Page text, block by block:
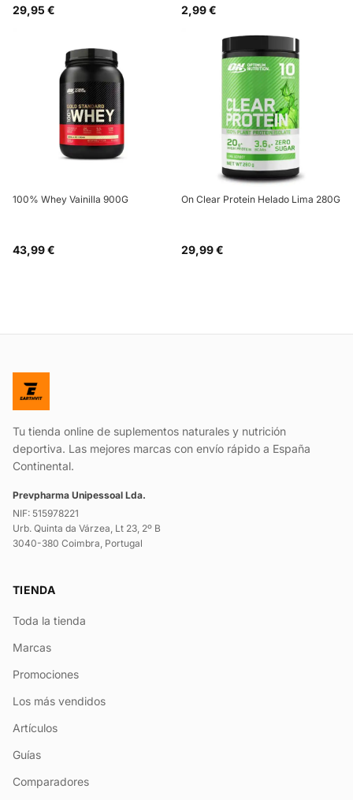
29,95 € 2,99 €
100% Whey Vainilla 900G
43,99 €
On Clear Protein Helado Lima 280G
29,99 €
Tu tienda online de suplementos naturales y nutrición
deportiva. Las mejores marcas con envío rápido a España
Continental.
Prevpharma Unipessoal Lda.
NIF: 515978221
Urb. Quinta da Várzea, Lt 23, 2º B
3040-380 Coimbra, Portugal
TIENDA
Toda la tienda
Marcas
Promociones
Los más vendidos
Artículos
Guías
Comparadores